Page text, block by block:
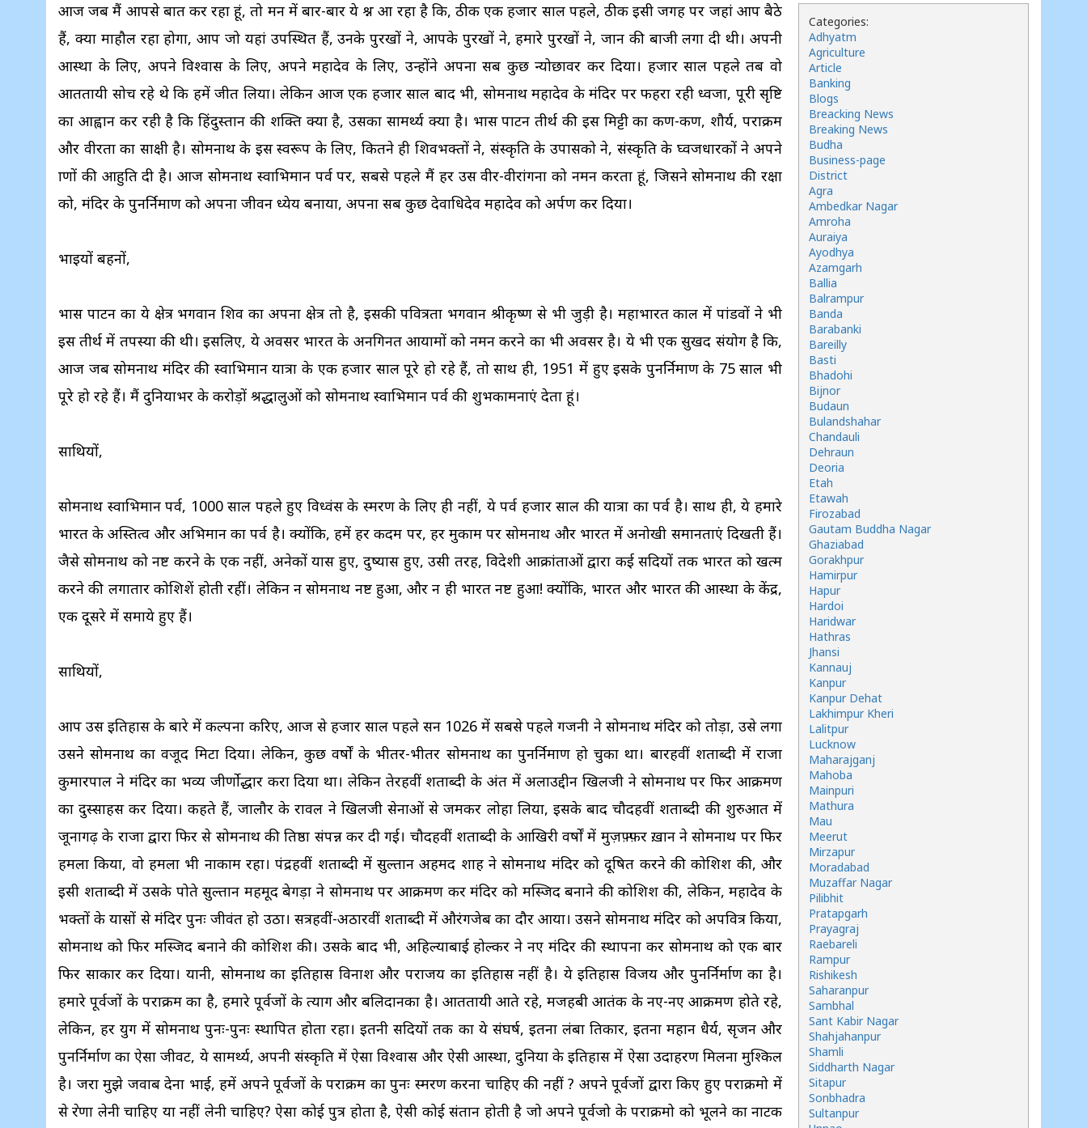
आज जब मैं आपसे बात कर रहा हूं, तो मन में बार-बार ये प्रश्न आ रहा है कि, ठीक एक हजार साल पहले, ठीक इसी जगह पर जहां आप बैठे
हैं, क्या माहौल रहा होगा, आप जो यहां उपस्थित हैं, उनके पुरखों ने, आपके पुरखों ने, हमारे पुरखों ने, जान की बाजी लगा दी थी। अपनी
आस्था के लिए, अपने विश्वास के लिए, अपने महादेव के लिए, उन्होंने अपना सब कुछ न्योछावर कर दिया। हजार साल पहले तब वो
आततायी सोच रहे थे कि हमें जीत लिया। लेकिन आज एक हजार साल बाद भी, सोमनाथ महादेव के मंदिर पर फहरा रही ध्वजा, पूरी सृष्टि
का आह्वान कर रही है कि हिंदुस्तान की शक्ति क्या है, उसका सामर्थ्य क्या है। प्रभास पाटन तीर्थ की इस मिट्टी का कण-कण, शौर्य, पराक्रम
और वीरता का साक्षी है। सोमनाथ के इस स्वरूप के लिए, कितने ही शिवभक्तों ने, संस्कृति के उपासको ने, संस्कृति के घ्वजधारकों ने अपने
प्राणों की आहुति दी है। आज सोमनाथ स्वाभिमान पर्व पर, सबसे पहले मैं हर उस वीर-वीरांगना को नमन करता हूं, जिसने सोमनाथ की रक्षा
को, मंदिर के पुनर्निमाण को अपना जीवन ध्येय बनाया, अपना सब कुछ देवाधिदेव महादेव को अर्पण कर दिया।
भाइयों बहनों,
प्रभास पाटन का ये क्षेत्र भगवान शिव का अपना क्षेत्र तो है, इसकी पवित्रता भगवान श्रीकृष्ण से भी जुड़ी है। महाभारत काल में पांडवों ने भी
इस तीर्थ में तपस्या की थी। इसलिए, ये अवसर भारत के अनगिनत आयामों को नमन करने का भी अवसर है। ये भी एक सुखद संयोग है कि,
आज जब सोमनाथ मंदिर की स्वाभिमान यात्रा के एक हजार साल पूरे हो रहे हैं, तो साथ ही, 1951 में हुए इसके पुनर्निमाण के 75 साल भी
पूरे हो रहे हैं। मैं दुनियाभर के करोड़ों श्रद्धालुओं को सोमनाथ स्वाभिमान पर्व की शुभकामनाएं देता हूं।
साथियों,
सोमनाथ स्वाभिमान पर्व, 1000 साल पहले हुए विध्वंस के स्मरण के लिए ही नहीं, ये पर्व हजार साल की यात्रा का पर्व है। साथ ही, ये हमारे
भारत के अस्तित्व और अभिमान का पर्व है। क्योंकि, हमें हर कदम पर, हर मुकाम पर सोमनाथ और भारत में अनोखी समानताएं दिखती हैं।
जैसे सोमनाथ को नष्ट करने के एक नहीं, अनेकों प्रयास हुए, दुष्प्रयास हुए, उसी तरह, विदेशी आक्रांताओं द्वारा कई सदियों तक भारत को खत्म
करने की लगातार कोशिशें होती रहीं। लेकिन न सोमनाथ नष्ट हुआ, और न ही भारत नष्ट हुआ! क्योंकि, भारत और भारत की आस्था के केंद्र,
एक दूसरे में समाये हुए हैं।
साथियों,
आप उस इतिहास के बारे में कल्पना करिए, आज से हजार साल पहले सन 1026 में सबसे पहले गजनी ने सोमनाथ मंदिर को तोड़ा, उसे लगा
उसने सोमनाथ का वजूद मिटा दिया। लेकिन, कुछ वर्षों के भीतर-भीतर सोमनाथ का पुनर्निमाण हो चुका था। बारहवीं शताब्दी में राजा
कुमारपाल ने मंदिर का भव्य जीर्णोद्धार करा दिया था। लेकिन तेरहवीं शताब्दी के अंत में अलाउद्दीन खिलजी ने सोमनाथ पर फिर आक्रमण
का दुस्साहस कर दिया। कहते हैं, जालौर के रावल ने खिलजी सेनाओं से जमकर लोहा लिया, इसके बाद चौदहवीं शताब्दी की शुरुआत में
जूनागढ़ के राजा द्वारा फिर से सोमनाथ की प्रतिष्ठा संपन्न कर दी गई। चौदहवीं शताब्दी के आखिरी वर्षों में मुज़फ़्फ़र ख़ान ने सोमनाथ पर फिर
हमला किया, वो हमला भी नाकाम रहा। पंद्रहवीं शताब्दी में सुल्तान अहमद शाह ने सोमनाथ मंदिर को दूषित करने की कोशिश की, और
इसी शताब्दी में उसके पोते सुल्तान महमूद बेगड़ा ने सोमनाथ पर आक्रमण कर मंदिर को मस्जिद बनाने की कोशिश की, लेकिन, महादेव के
भक्तों के प्रयासों से मंदिर पुनः जीवंत हो उठा। सत्रहवीं-अठारवीं शताब्दी में औरंगजेब का दौर आया। उसने सोमनाथ मंदिर को अपवित्र किया,
सोमनाथ को फिर मस्जिद बनाने की कोशिश की। उसके बाद भी, अहिल्याबाई होल्कर ने नए मंदिर की स्थापना कर सोमनाथ को एक बार
फिर साकार कर दिया। यानी, सोमनाथ का इतिहास विनाश और पराजय का इतिहास नहीं है। ये इतिहास विजय और पुनर्निर्माण का है।
हमारे पूर्वजों के पराक्रम का है, हमारे पूर्वजों के त्याग और बलिदानका है। आततायी आते रहे, मजहबी आतंक के नए-नए आक्रमण होते रहे,
लेकिन, हर युग में सोमनाथ पुनः-पुनः स्थापित होता रहा। इतनी सदियों तक का ये संघर्ष, इतना लंबा प्रतिकार, इतना महान धैर्य, सृजन और
पुनर्निर्माण का ऐसा जीवट, ये सामर्थ्य, अपनी संस्कृति में ऐसा विश्वास और ऐसी आस्था, दुनिया के इतिहास में ऐसा उदाहरण मिलना मुश्किल
है। जरा मुझे जवाब देना भाई, हमें अपने पूर्वजों के पराक्रम का पुनः स्मरण करना चाहिए की नहीं ? अपने पूर्वजों द्वारा किए हुए पराक्रमो में
से प्रेरणा लेनी चाहिए या नहीं लेनी चाहिए? ऐसा कोई पुत्र होता है, ऐसी कोई संतान होती है जो अपने पूर्वजो के पराक्रमो को भूलने का नाटक
Categories:
Adhyatm
Agriculture
Article
Banking
Blogs
Breacking News
Breaking News
Budha
Business-page
District
Agra
Ambedkar Nagar
Amroha
Auraiya
Ayodhya
Azamgarh
Ballia
Balrampur
Banda
Barabanki
Bareilly
Basti
Bhadohi
Bijnor
Budaun
Bulandshahar
Chandauli
Dehraun
Deoria
Etah
Etawah
Firozabad
Gautam Buddha Nagar
Ghaziabad
Gorakhpur
Hamirpur
Hapur
Hardoi
Haridwar
Hathras
Jhansi
Kannauj
Kanpur
Kanpur Dehat
Lakhimpur Kheri
Lalitpur
Lucknow
Maharajganj
Mahoba
Mainpuri
Mathura
Mau
Meerut
Mirzapur
Moradabad
Muzaffar Nagar
Pilibhit
Pratapgarh
Prayagraj
Raebareli
Rampur
Rishikesh
Saharanpur
Sambhal
Sant Kabir Nagar
Shahjahanpur
Shamli
Siddharth Nagar
Sitapur
Sonbhadra
Sultanpur